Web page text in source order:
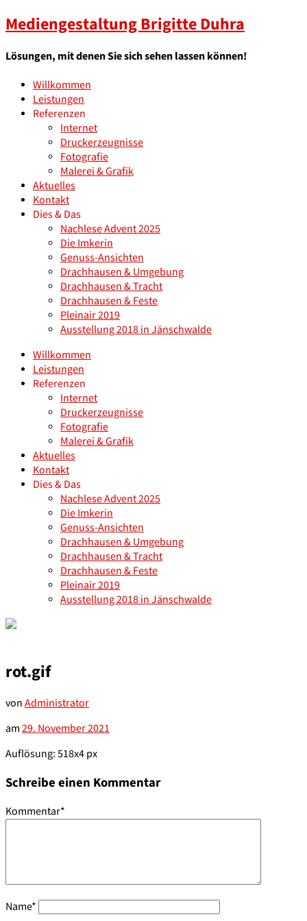
Mediengestaltung Brigitte Duhra
Lösungen, mit denen Sie sich sehen lassen können!
Willkommen
Leistungen
Referenzen
Internet
Druckerzeugnisse
Fotografie
Malerei & Grafik
Aktuelles
Kontakt
Dies & Das
Nachlese Advent 2025
Die Imkerin
Genuss-Ansichten
Drachhausen & Umgebung
Drachhausen & Tracht
Drachhausen & Feste
Pleinair 2019
Ausstellung 2018 in Jänschwalde
Willkommen
Leistungen
Referenzen
Internet
Druckerzeugnisse
Fotografie
Malerei & Grafik
Aktuelles
Kontakt
Dies & Das
Nachlese Advent 2025
Die Imkerin
Genuss-Ansichten
Drachhausen & Umgebung
Drachhausen & Tracht
Drachhausen & Feste
Pleinair 2019
Ausstellung 2018 in Jänschwalde
rot.gif
vonAdministrator
am29. November 2021
Auflösung: 518x4 px
Schreibe einen Kommentar
Kommentar*
Name*